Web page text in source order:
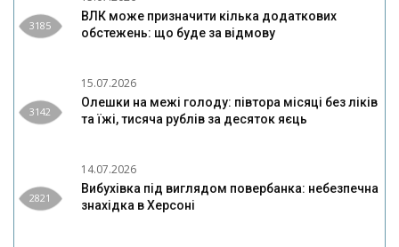
3185
ВЛК може призначити кілька додаткових
обстежень: що буде за відмову
3142
15.07.2026
Олешки на межі голоду: півтора місяці без ліків
та їжі, тисяча рублів за десяток яєць
2821
14.07.2026
Вибухівка під виглядом повербанка: небезпечна
знахідка в Херсоні